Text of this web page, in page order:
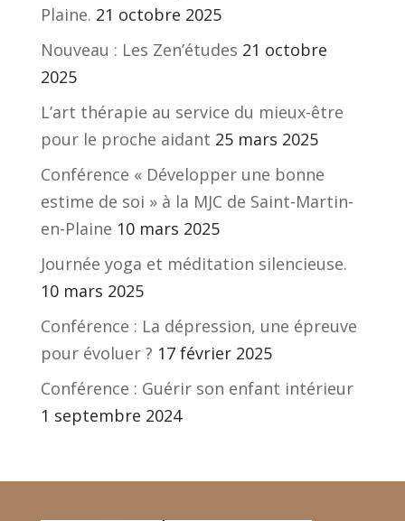
Plaine. 21 octobre 2025
Nouveau : Les Zen’études 21 octobre
2025
L’art thérapie au service du mieux-être
pour le proche aidant 25 mars 2025
Conférence « Développer une bonne
estime de soi » à la MJC de Saint-Martin-
en-Plaine 10 mars 2025
Journée yoga et méditation silencieuse.
10 mars 2025
Conférence : La dépression, une épreuve
pour évoluer ? 17 février 2025
Conférence : Guérir son enfant intérieur
1 septembre 2024